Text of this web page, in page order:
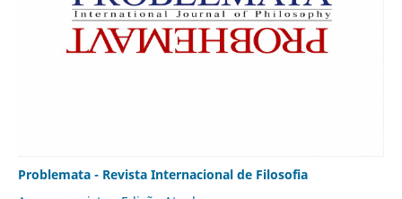
Problemata - Revista Internacional de Filosofia